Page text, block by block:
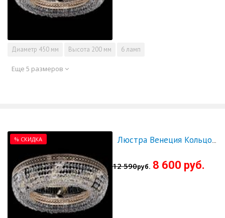
Диаметр 450 мм Высота 200 мм 6 ламп
Еще 5 размеров
% СКИДКА
12 590руб. 8 600 руб.